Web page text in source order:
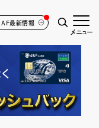
JAF最新情報
メニュー